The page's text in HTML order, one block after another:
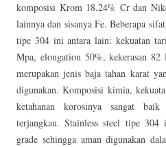
komposisi Krom 18.24% Cr dan
lainnya dan sisanya Fe. Beberapa
tipe 304 ini antara lain: kekuatan
Mpa, elongation 50%, kekerasan
merupakan jenis baja tahan karat
digunakan. Komposisi kimia,
ketahanan korosinya sangat
terjangkau. Stainless steel tipe
grade sehingga aman digunakan